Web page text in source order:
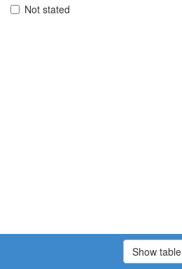
Not stated
Show table